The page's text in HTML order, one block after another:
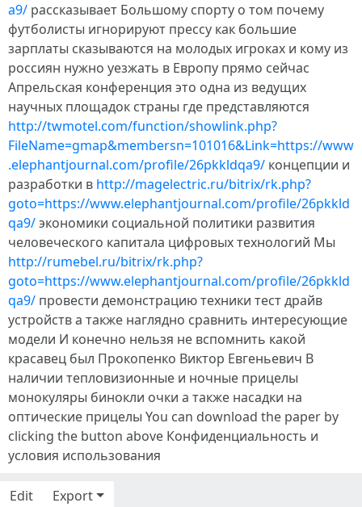
a9/ рассказывает Большому спорту о том почему
футболисты игнорируют прессу как большие
зарплаты сказываются на молодых игроках и кому из
россиян нужно уезжать в Европу прямо сейчас
Апрельская конференция это одна из ведущих
научных площадок страны где представляются
http://twmotel.com/function/showlink.php?
FileName=gmap&membersn=101016&Link=https://www
.elephantjournal.com/profile/26pkkldqa9/ концепции и
разработки в http://magelectric.ru/bitrix/rk.php?
goto=https://www.elephantjournal.com/profile/26pkkld
qa9/экономики социальной политики развития
человеческого капитала цифровых технологий Мы
http://rumebel.ru/bitrix/rk.php?
goto=https://www.elephantjournal.com/profile/26pkkld
qa9/ провести демонстрацию техники тест драйв
устройств а также наглядно сравнить интересующие
модели И конечно нельзя не вспомнить какой
красавец был Прокопенко Виктор Евгеньевич В
наличии тепловизионные и ночные прицелы
монокуляры бинокли очки а также насадки на
оптические прицелы You can download the paper by
clicking the button above Конфиденциальность и
условия использования
Edit Export